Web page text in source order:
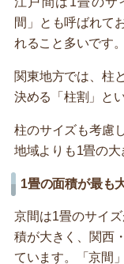
間」とも呼ばれて
れること多いです。
関東地方では、柱
決める「柱割」と
柱のサイズも考慮
地域よりも1畳の大
1畳の面積が最も
京間は1畳のサイ
積が大きく、関西
ています。「京間